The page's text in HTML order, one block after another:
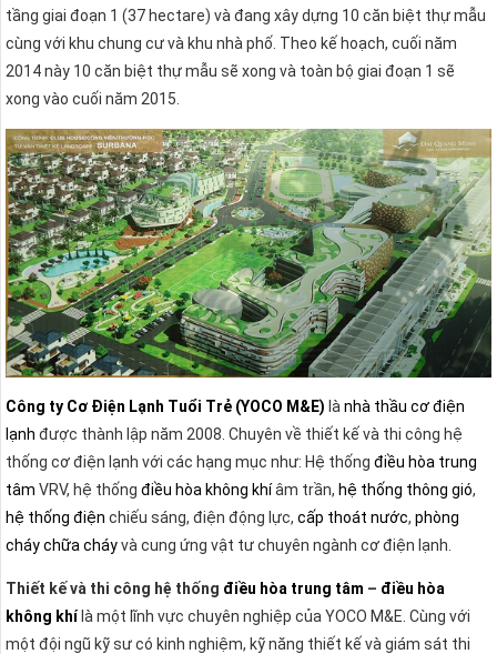
tầng giai đoạn 1 (37 hectare) và đang xây dựng 10 căn biệt thự mẫu
cùng với khu chung cư và khu nhà phố. Theo kế hoạch, cuối năm
2014 này 10 căn biệt thự mẫu sẽ xong và toàn bộ giai đoạn 1 sẽ
xong vào cuối năm 2015.
Công ty Cơ Điện Lạnh Tuổi Trẻ (YOCO M&E) là nhà thầu cơ điện
lạnh được thành lập năm 2008. Chuyên về thiết kế và thi công hệ
thống cơ điện lạnh với các hạng mục như: Hệ thống điều hòa trung
tâm VRV, hệ thống điều hòa không khíâm trần, hệ thống thông gió,
hệ thống điện chiếu sáng, điện động lực, cấp thoát nước, phòng
cháy chữa cháyvà cung ứng vật tư chuyên ngành cơ điện lạnh.
Thiết kế và thi công hệ thống điều hòa trung tâm – điều hòa
không khí là một lĩnh vực chuyên nghiệp của YOCO M&E. Cùng với
một đội ngũ kỹ sư có kinh nghiệm, kỹ năng thiết kế và giám sát thi